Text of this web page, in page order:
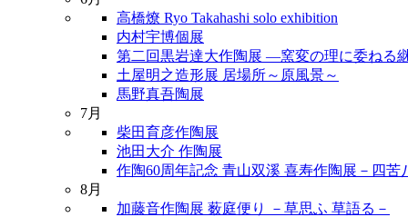
高橋燎 Ryo Takahashi solo exhibition
内村宇博個展
第二回黒岩達大作陶展 ―窯変の理に委ねる
土屋明之造形展 居場所～原風景～
馬野真吾陶展
7月
柴田育彦作陶展
池田大介 作陶展
作陶60周年記念 青山双溪 喜寿作陶展－四苦
8月
加藤音作陶展 薮庭便り －草思ふ 草語る－